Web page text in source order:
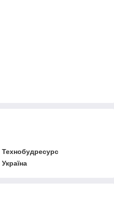
Технобудресурс
Україна